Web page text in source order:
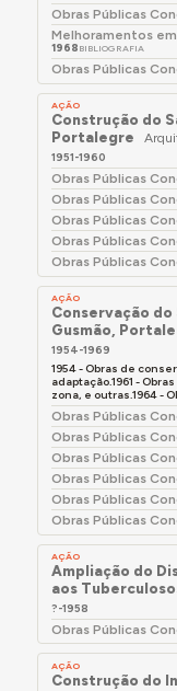
Obras Públicas
Melhoramentos
1968 BIBLIOGRAFIA
Obras Públicas
AÇÃO
Construção do
Portalegre
1951-1960
Obras Públicas
Obras Públicas
Obras Públicas
Obras Públicas
Obras Públicas
AÇÃO
Conservação
Gusmão,
1954-1969
1954 - Obras de
adaptação.1961 -
zona, e outras.1964 -
Obras Públicas
Obras Públicas
Obras Públicas
Obras Públicas
Obras Públicas
Obras Públicas
AÇÃO
Ampliação do
aos
?-1958
Obras Públicas
AÇÃO
Construção do